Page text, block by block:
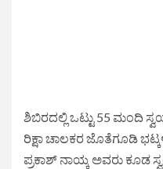
ಶಿಬಿರದಲ್ಲಿ ಒಟ್ಟು 55 ಮಂದಿ
ರಿಕ್ಷಾ ಚಾಲಕರ ಜೊತೆಗೂಡಿ
ಪ್ರಕಾಶ್ ನಾಯ್ಕ ಅವರು ಕೂಡ